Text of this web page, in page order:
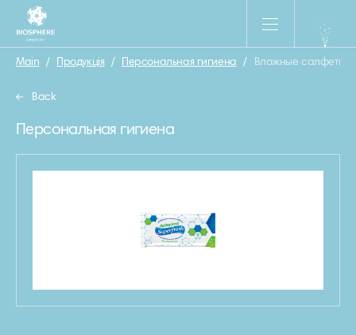
Main / Продукція / Персональная гигиена / Влажные салфетки
Back
Персональная гигиена